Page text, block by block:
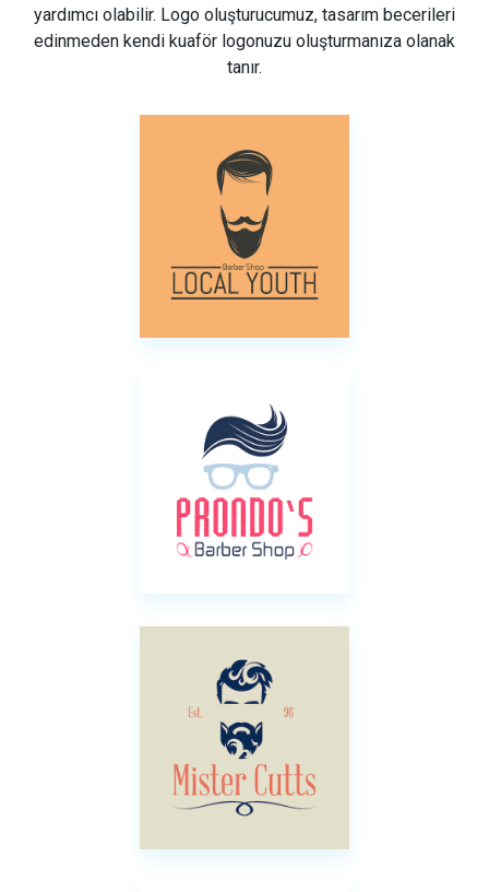
yardımcı olabilir. Logo oluşturucumuz, tasarım becerileri
edinmeden kendi kuaför logonuzu oluşturmanıza olanak
tanır.